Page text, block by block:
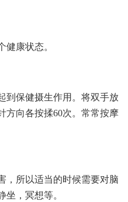
健康状态。
到保健摄生作用。将双手放
方向各按揉60次。常常按摩
，所以适当的时候需要对脑
坐，冥想等。